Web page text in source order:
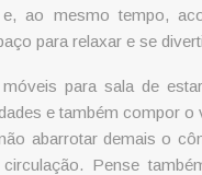
ao mesmo tempo,
para relaxar e se
para sala de
e também compor o
abarrotar demais o
Pense